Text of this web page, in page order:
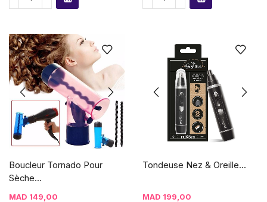
Boucleur Tornado Pour
Sèche...
MAD 149,00
Tondeuse Nez & Oreille...
MAD 199,00